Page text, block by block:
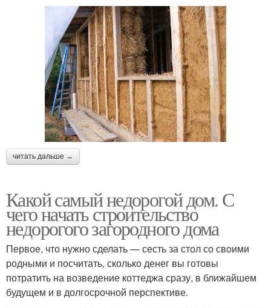
читать дальше →
Какой самый недорогой дом. С
чего начать строительство
недорогого загородного дома
Первое, что нужно сделать — сесть за стол со своими
родными и посчитать, сколько денег вы готовы
потратить на возведение коттеджа сразу, в ближайшем
будущем и в долгосрочной перспективе.